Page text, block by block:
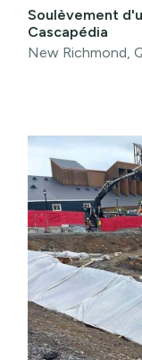
Soulèvement
Cascapédia
New Richmond,